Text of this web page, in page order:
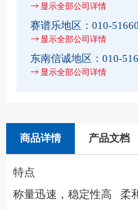
显示全部公司详情
赛谱乐地区： 010-
显示全部公司详情
东南信诚地区： 010-
显示全部公司详情
商品详情 产品文档
特点
称量迅速，稳定性高 柔